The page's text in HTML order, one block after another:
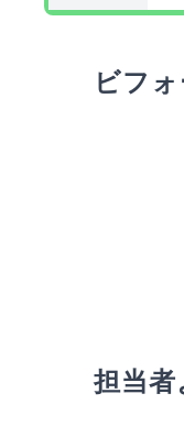
ビフ
担当者